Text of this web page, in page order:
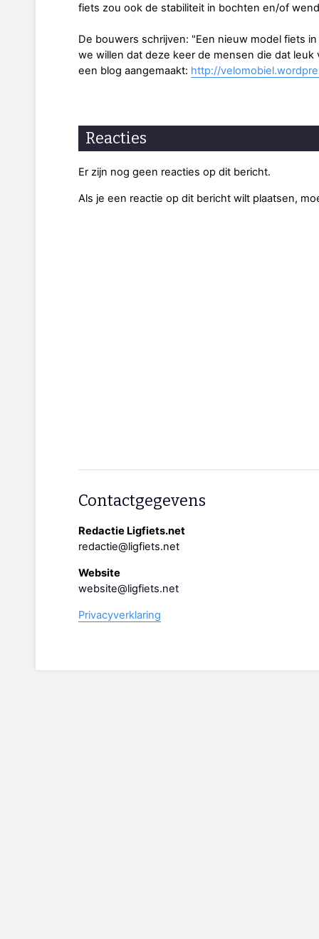
fiets zou ook de stabiliteit in bochten en/of
De bouwers schrijven: "Een nieuw model fiets
we willen dat deze keer de mensen die dat
een blog aangemaakt: http://
Reacties
Er zijn nog geen reacties op dit bericht.
Als je een reactie op dit bericht wilt plaatsen,
Contactgegevens
Redactie Ligfiets.net
redactie@ligfiets.net
Website
website@ligfiets.net
Privacyverklaring